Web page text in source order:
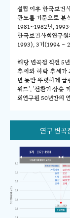
설립 이후 한국보건
관도를 기준으로 분
1981~1982년,
한국보건사회연구
1993), 3기(1994 ~
해당 변곡점 직전 5
추세와 하락 추세가
년 동안 뚜렷하게 급
워드', '전환기 상승
회연구원 50년간의
연구 변곡